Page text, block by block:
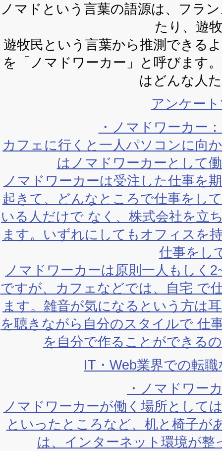
ノマドという言葉の語源は、フラ
たり、遊
遊牧民という言葉から推測できる
を「ノマドワーカー」と呼びます
はどんな人
アンケー
・ノマドワーカー
カフェに行くと一人パソコンに向
はノマドワーカーとして
ノマドワーカーは受注した仕事を
起きて、どんなところで仕事をし
いる人だけで なく、株式会社を立
ます。いずれにしてもオフィスを
仕事をし
ノマドワーカーは原則一人もしく
ですが、カフェなどでは、自宅 で
ます。雑音が気になるという方は
を聴きながら自分のスタイルで 仕
を自分で作ることができる
IT・Web業界での転
・ノマドワー
ノマドワーカーが働く場所として
といったところなど、机と椅子
は、インターネット環境が